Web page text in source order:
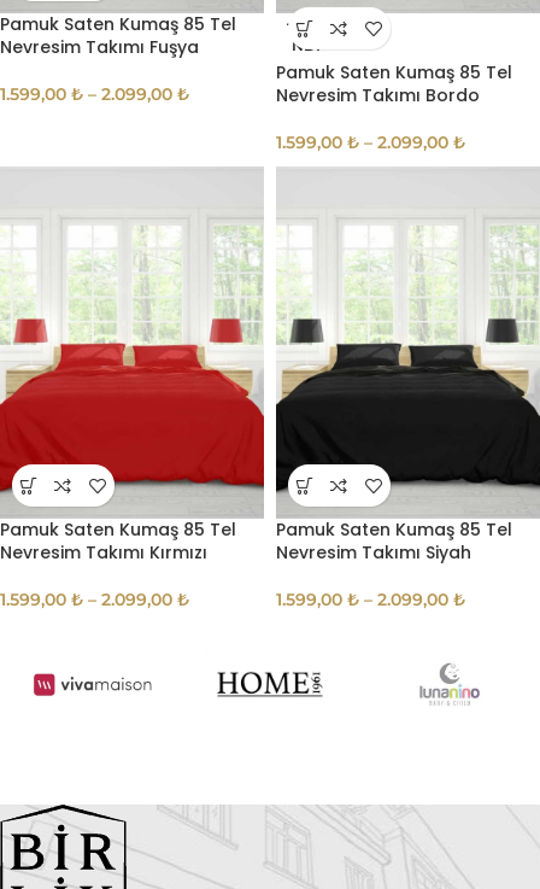
Pamuk Saten Kumaş 85 Tel
Nevresim Takımı Fuşya
1.599,00 ₺ – 2.099,00 ₺
TÜKE
NDI
Pamuk Saten Kumaş 85 Tel
Nevresim Takımı Bordo
1.599,00 ₺ – 2.099,00 ₺
Pamuk Saten Kumaş 85 Tel
Nevresim Takımı Kırmızı
1.599,00 ₺ – 2.099,00 ₺
Pamuk Saten Kumaş 85 Tel
Nevresim Takımı Siyah
1.599,00 ₺ – 2.099,00 ₺